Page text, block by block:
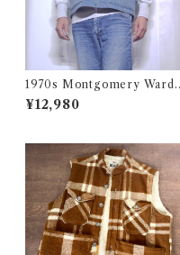
1970s Montgomery Ward
PUT TOGETHERS Nylon S
ki Vest / 70年代 モンゴメリー
¥12,980